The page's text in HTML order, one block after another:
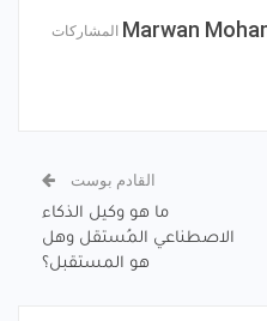
Marwan
القادم بوست
ما هو وكيل الذكاء
الاصطناعي المُستقل وهل
هو المستقبل؟